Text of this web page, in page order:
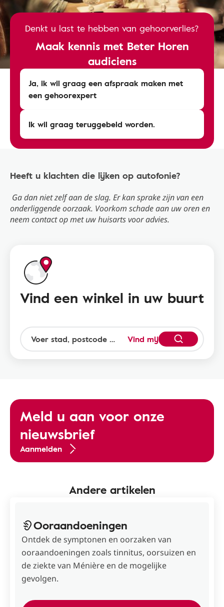
Denkt u last te hebben van gehoorverlies?
Maak kennis met Beter Horen
audiciens
Ja, ik wil graag een afspraak maken met
een gehoorexpert
Ik wil graag teruggebeld worden.
Heeft u klachten die lijken op autofonie?
Ga dan niet zelf aan de slag. Er kan sprake zijn van een
onderliggende oorzaak. Voorkom schade aan uw oren en
neem contact op met uw huisarts voor advies.
Vind een winkel in uw buurt
Vind mij
Meld u aan voor onze
nieuwsbrief
Aanmelden
Andere artikelen
Ooraandoeningen
Ontdek de symptonen en oorzaken van
ooraandoeningen zoals tinnitus, oorsuizen en
de ziekte van Ménière en de mogelijke
gevolgen.